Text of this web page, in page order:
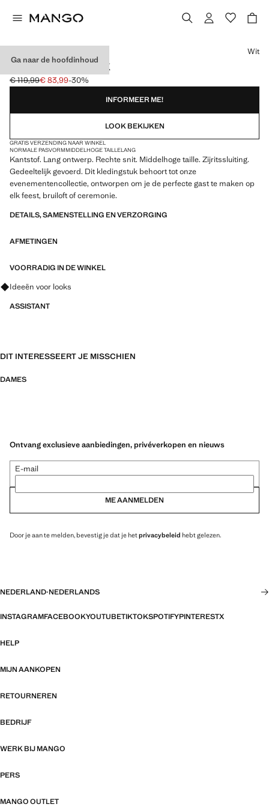
Ga naar de hoofdinhoud
LANGE KANTEN ROK
Oorspronkelijke prijs doorgehaald [€ 119,99 ]
€ 119,99
Huidige prijs [€ 83,99 ]
€ 83,99-30%
Kies een kleur
Wit
INFORMEER ME!
LOOK BEKIJKEN
GRATIS VERZENDING NAAR WINKEL
NORMALE PASVORMMIDDELHOGE TAILLELANG
Kantstof. Lang ontwerp. Rechte snit. Middelhoge taille. Zijritssluiting.
Gedeeltelijk gevoerd. Dit kledingstuk behoort tot onze
evenementencollectie, ontworpen om je de perfecte gast te maken op
elk feest, bruiloft of ceremonie.
DETAILS, SAMENSTELLING EN VERZORGING
AFMETINGEN
VOORRADIG IN DE WINKEL
Vraag om outfitideeën, kledingstukken en trends
Ideeën voor looks
ASSISTANT
DIT INTERESSEERT JE MISSCHIEN
DAMES
Ontvang exclusieve aanbiedingen, privéverkopen en nieuws
E-mail
ME AANMELDEN
Door je aan te melden, bevestig je dat je hetprivacybeleid hebt gelezen.
NEDERLAND·NEDERLANDS
INSTAGRAMFACEBOOKYOUTUBETIKTOKSPOTIFYPINTERESTX
HELP
MIJN AANKOPEN
RETOURNEREN
BEDRIJF
WERK BIJ MANGO
PERS
MANGO OUTLET